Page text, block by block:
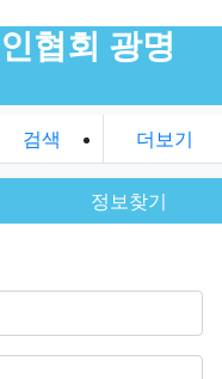
협회 광명
검색 더보기
정보찾기